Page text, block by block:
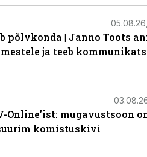
põlvkonda | Janno Toots
ja teeb
Online’ist: mugavustsoon
komistuskivi